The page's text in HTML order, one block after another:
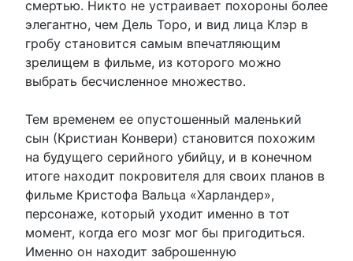
смертью. Никто не устраивает похороны более
элегантно, чем Дель Торо, и вид лица Клэр в
гробу становится самым впечатляющим
зрелищем в фильме, из которого можно
выбрать бесчисленное множество.
Тем временем ее опустошенный маленький
сын (Кристиан Конвери) становится похожим
на будущего серийного убийцу, и в конечном
итоге находит покровителя для своих планов в
фильме Кристофа Вальца «Харландер»,
персонаже, который уходит именно в тот
момент, когда его мозг мог бы пригодиться.
Именно он находит заброшенную